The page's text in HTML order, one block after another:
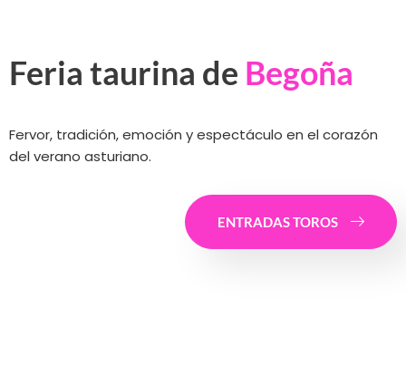
Feria taurina de Begoña
Fervor, tradición, emoción y espectáculo en el corazón
del verano asturiano.
ENTRADAS TOROS